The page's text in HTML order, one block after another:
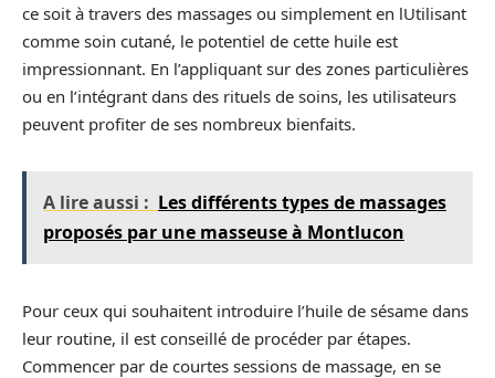
ce soit à travers des massages ou simplement en lUtilisant
comme soin cutané, le potentiel de cette huile est
impressionnant. En l’appliquant sur des zones particulières
ou en l’intégrant dans des rituels de soins, les utilisateurs
peuvent profiter de ses nombreux bienfaits.
A lire aussi : Les différents types de massages
proposés par une masseuse à Montlucon
Pour ceux qui souhaitent introduire l’huile de sésame dans
leur routine, il est conseillé de procéder par étapes.
Commencer par de courtes sessions de massage, en se